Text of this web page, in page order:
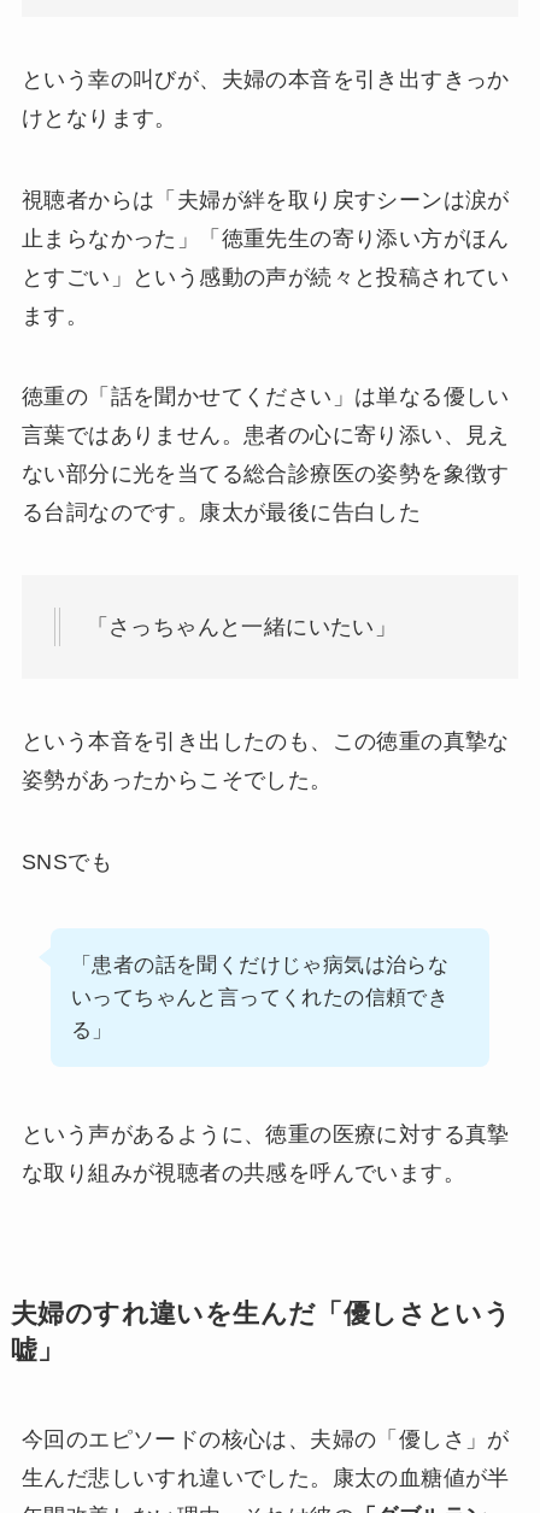
という幸の叫びが、夫婦の本音を引き出すきっか
けとなります。
視聴者からは「夫婦が絆を取り戻すシーンは涙が
止まらなかった」「徳重先生の寄り添い方がほん
とすごい」という感動の声が続々と投稿されてい
ます。
徳重の「話を聞かせてください」は単なる優しい
言葉ではありません。患者の心に寄り添い、見え
ない部分に光を当てる総合診療医の姿勢を象徴す
る台詞なのです。康太が最後に告白した
「さっちゃんと一緒にいたい」
という本音を引き出したのも、この徳重の真摯な
姿勢があったからこそでした。
SNSでも
「患者の話を聞くだけじゃ病気は治らな
いってちゃんと言ってくれたの信頼でき
る」
という声があるように、徳重の医療に対する真摯
な取り組みが視聴者の共感を呼んでいます。
夫婦のすれ違いを生んだ「優しさという
嘘」
今回のエピソードの核心は、夫婦の「優しさ」が
生んだ悲しいすれ違いでした。康太の血糖値が半